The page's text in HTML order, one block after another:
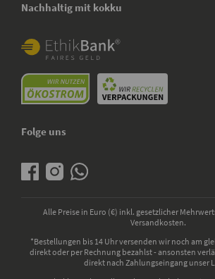
Nachhaltig mit kokku
Folge uns
Alle Preise in Euro (€) inkl. gesetzlicher
Versandkosten.
*Bestellungen bis 14 Uhr versenden wir noch am
direkt oder per Rechnung bezahlst - ansonsten
direkt nach Zahlungseingang unser